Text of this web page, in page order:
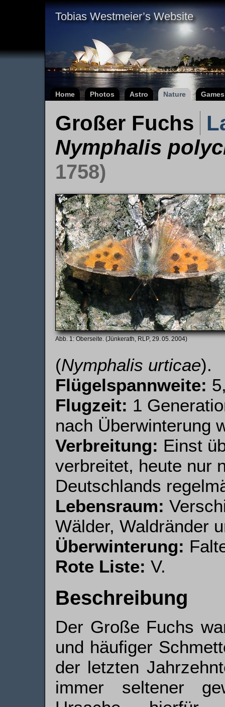
Tobias Westmeier’s Website
Home Photos Astro Nature Games
Großer Fuchs
Nymphalis
1758)
Oberseite. (Jünkerath, RLP, 29. 05. 2004)
(Nymphalis urticae).
Flügelspannweite:
Flugzeit: 1
nach Überwinterung
Verbreitung: Einst
verbreitet, heute nur
Deutschlands
Lebensraum:
Wälder, Waldränder
Überwinterung:
Rote Liste: V.
Beschreibung
Der Große Fuchs
und häufiger
der letzten
immer seltener